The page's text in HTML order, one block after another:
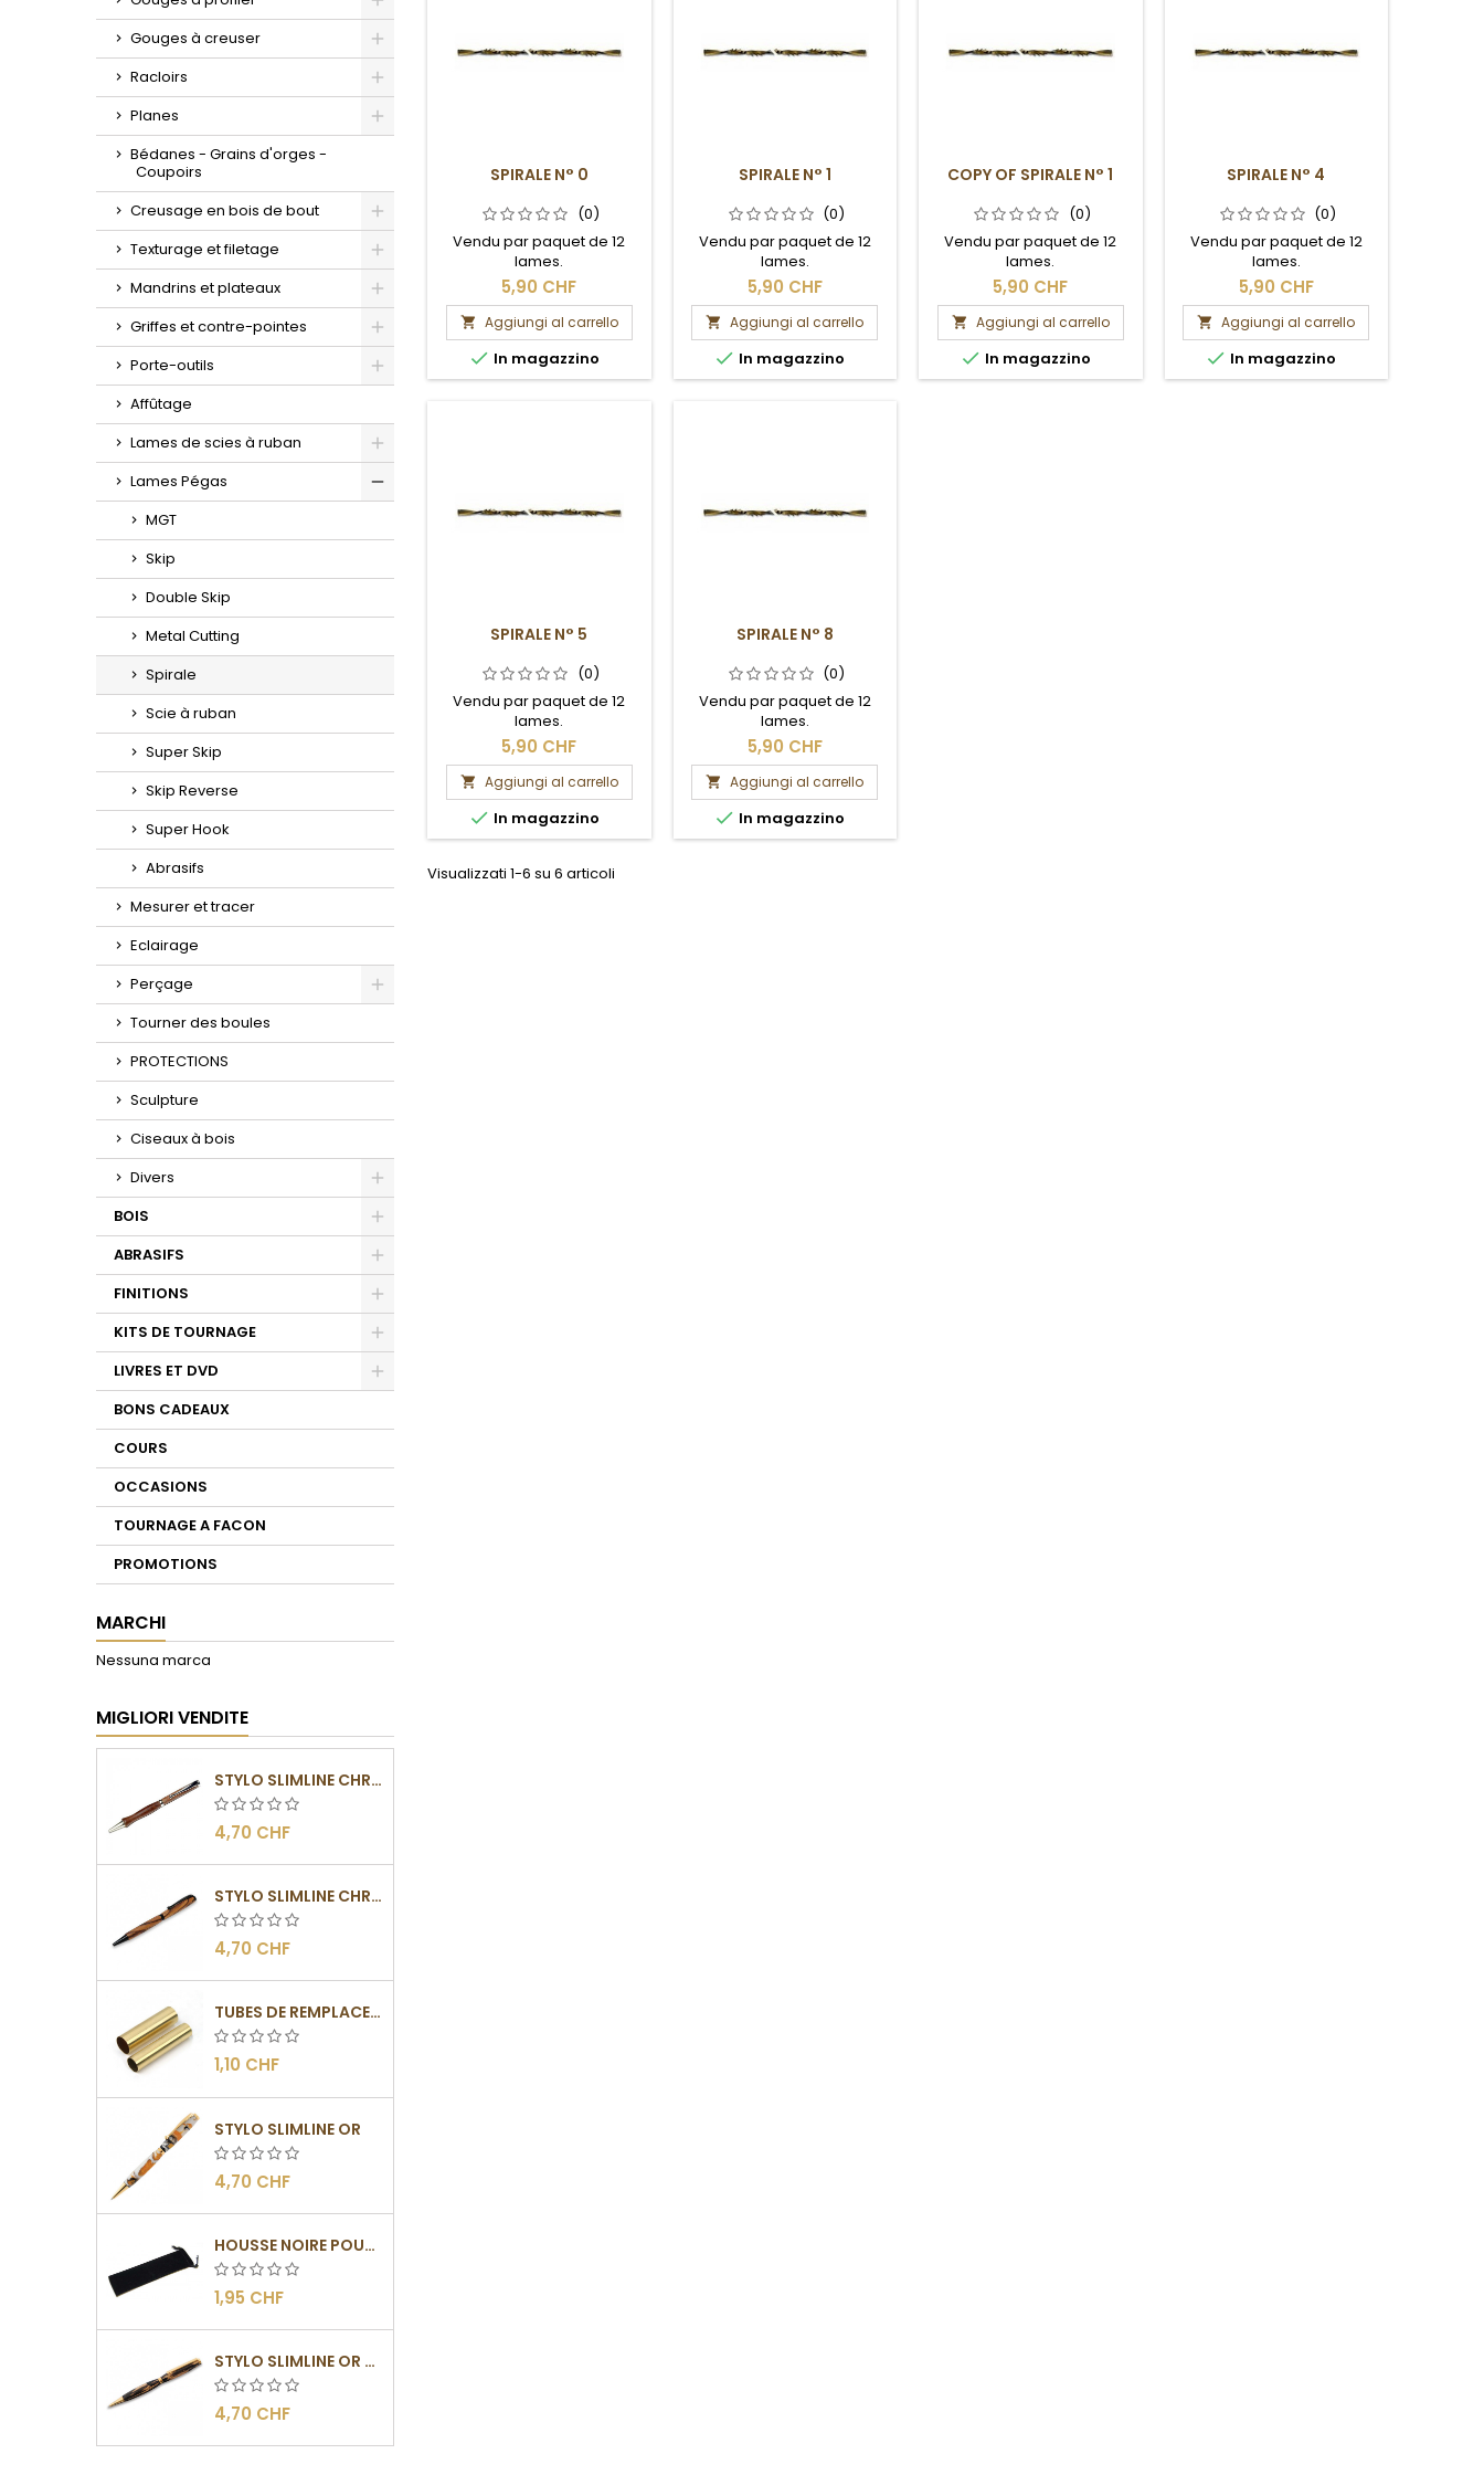
Gouges à creuser
Racloirs
Planes
Bédanes - Grains d'orges -
Coupoirs
Creusage en bois de bout
Toggle
Texturage et filetage
Mandrins et plateaux
Toggle
Griffes et contre-pointes
Toggle
Porte-outils
Affûtage
Lames de scies à ruban
Lames Pégas
Toggle
MGT
Skip
Double Skip
Metal Cutting
Spirale
Scie à ruban
Super Skip
Skip Reverse
Super Hook
Abrasifs
Mesurer et tracer
Eclairage
Perçage
Tourner des boules
PROTECTIONS
Sculpture
Ciseaux à bois
Divers
BOIS
ABRASIFS
FINITIONS
KITS DE TOURNAGE
LIVRES ET DVD
BONS CADEAUX
COURS
OCCASIONS
TOURNAGE A FACON
PROMOTIONS
MARCHI
Nessuna marca
MIGLIORI VENDITE
STYLO SLIMLINE CHROMÉ
4,70 CHF
STYLO SLIMLINE CHROMÉ NOIR
4,70 CHF
TUBES DE REMPLACEMENT POUR MÉCANISMES SLIMLINE
1,10 CHF
STYLO SLIMLINE OR
4,70 CHF
HOUSSE NOIRE POUR STYLOS
1,95 CHF
STYLO SLIMLINE OR - BARRETTE PLATE
4,70 CHF
SPIRALE N° 0
(0)
Vendu par paquet de 12
lames.
5,90 CHF
 Aggiungi al carrello
 In magazzino
SPIRALE N° 1
(0)
Vendu par paquet de 12
lames.
5,90 CHF
 Aggiungi al carrello
 In magazzino
COPY OF SPIRALE N° 1
(0)
Vendu par paquet de 12
lames.
5,90 CHF
 Aggiungi al carrello
 In magazzino
SPIRALE N° 4
(0)
Vendu par paquet de 12
lames.
5,90 CHF
 Aggiungi al carrello
 In magazzino
SPIRALE N° 5
(0)
Vendu par paquet de 12
lames.
5,90 CHF
 Aggiungi al carrello
 In magazzino
SPIRALE N° 8
(0)
Vendu par paquet de 12
lames.
5,90 CHF
 Aggiungi al carrello
 In magazzino
Visualizzati 1-6 su 6 articoli